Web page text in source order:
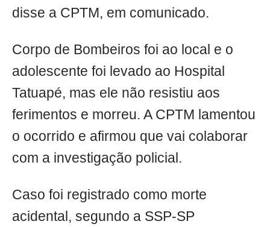
disse a CPTM, em comunicado.
Corpo de Bombeiros foi ao local e o
adolescente foi levado ao Hospital
Tatuapé, mas ele não resistiu aos
ferimentos e morreu. A CPTM lamentou
o ocorrido e afirmou que vai colaborar
com a investigação policial.
Caso foi registrado como morte
acidental, segundo a SSP-SP